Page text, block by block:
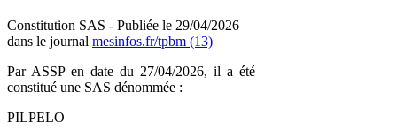
Constitution SAS - Publiée le 29/04/2026
dans le journal mesinfos.fr/tpbm (13)
Par ASSP en date du 27/04/2026, il a été
constitué une SAS dénommée :
PILPELO